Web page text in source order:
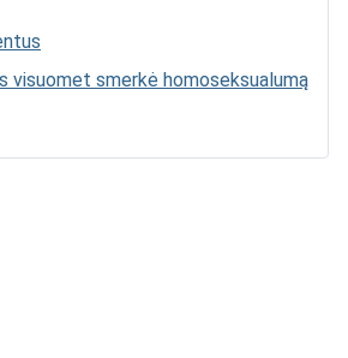
visuomet smerkė homoseksualumą